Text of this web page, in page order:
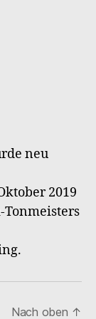
neu
2019
Nach oben ↑